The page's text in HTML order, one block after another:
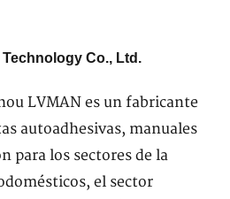
Co., Ltd.
LVMAN es un fabricante
autoadhesivas, manuales
para los sectores de la
el sector